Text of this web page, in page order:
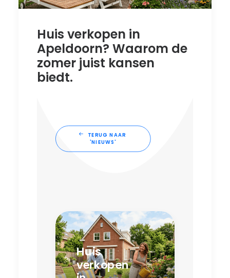
Huis verkopen in
Apeldoorn? Waarom de
zomer juist kansen
biedt.
TERUG NAAR
'NIEUWS'
Huis
verkopen